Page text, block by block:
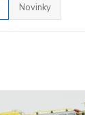
Novinky